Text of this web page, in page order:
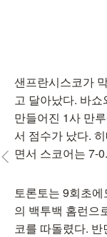
샌프란시스코가
고 달아났다. 바
만들어진 1사 만
서 점수가 났다.
면서 스코어는 7-0.
토론토는 9회초
의 백투백 홈런으
코를 따돌렸다.